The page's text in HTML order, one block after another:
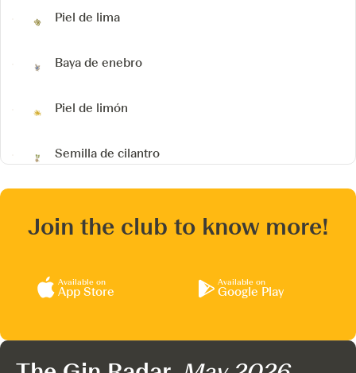
Piel de lima
Baya de enebro
Piel de limón
Semilla de cilantro
Join the club to know more!
Available on
App Store
Available on
Google Play